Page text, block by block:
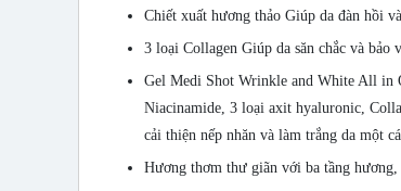
Chiết xuất hương thảo Giúp da đàn hồi
3 loại Collagen Giúp da săn chắc và bảo
Gel Medi Shot Wrinkle and White All in
Niacinamide, 3 loại axit hyaluronic,
cải thiện nếp nhăn và làm trắng da một
Hương thơm thư giãn với ba tầng